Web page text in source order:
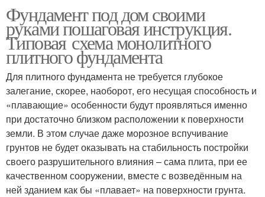
Фундамент под дом своими
руками пошаговая инструкция.
Типовая схема монолитного
плитного фундамента
Для плитного фундамента не требуется глубокое
залегание, скорее, наоборот, его несущая способность и
«плавающие» особенности будут проявляться именно
при достаточно близком расположении к поверхности
земли. В этом случае даже морозное вспучивание
грунтов не будет оказывать на стабильность постройки
своего разрушительного влияния – сама плита, при ее
качественном сооружении, вместе с возведённым на
ней зданием как бы «плавает» на поверхности грунта.